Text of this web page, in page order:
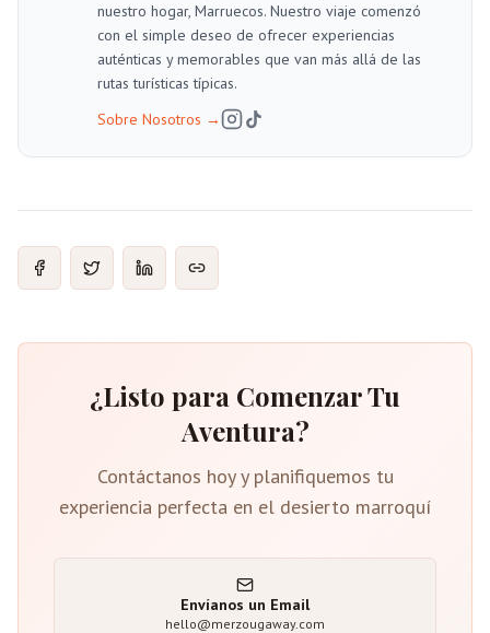
nuestro hogar, Marruecos. Nuestro viaje comenzó
con el simple deseo de ofrecer experiencias
auténticas y memorables que van más allá de las
rutas turísticas típicas.
Sobre Nosotros →
¿Listo para Comenzar Tu
Aventura?
Contáctanos hoy y planifiquemos tu
experiencia perfecta en el desierto marroquí
Envíanos un Email
hello@merzougaway.com